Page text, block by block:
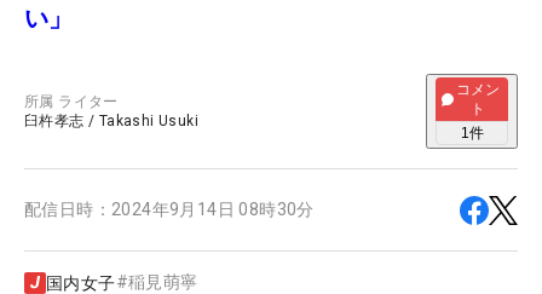
い」
所属 ライター
臼杵孝志 / Takashi Usuki
コメン
ト
1件
配信日時： 2024年9月14日 08時30分
国内女子#稲見萌寧